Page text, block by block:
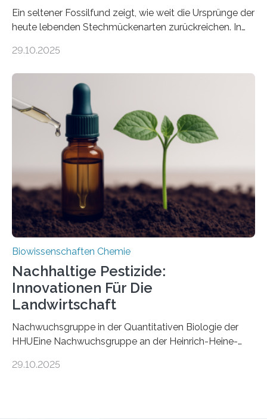
Ein seltener Fossilfund zeigt, wie weit die Ursprünge der
heute lebenden Stechmückenarten zurückreichen. In
Forschende die bisher älteste bekannte Stechmücken-
Region Kachin in Myanmar und hat sich in
ausgezeichnetem Zustand erhalten. Es konnte als neue
Art einer neuen Gattung beschrieben werden und trägt
nun den Namen Cretosabethes primaevus. Dieser erste
fossile Nachweis einer Stechmückenlarve in Bernstein
stellt gleichzeitig den ersten Fossilfund einer
Mückenlarve aus dem Mesozoikum dar, denn…
29.10.2025
Biowissenschaften Chemie
Nachhaltige Pestizide:
Innovationen Für Die
Landwirtschaft
Nachwuchsgruppe in der Quantitativen Biologie der
HHUEine Nachwuchsgruppe an der Heinrich-Heine-
fünf Jahren erforschen, wie Bakterien auf
29.10.2025